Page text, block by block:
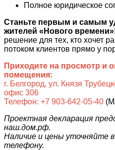
Полное юридическое
Станьте первым и самым
жителей «Нового
решение для тех, кто хочет
потоком клиентов прямо у
Приходите на просмотр и
помещения:
г. Белгород, ул. Князя
офис 306
Телефон: +7 903-642-05-40
Проектная декларация
наш.дом.рф.
Наличие и цены уточняйте
телефону.